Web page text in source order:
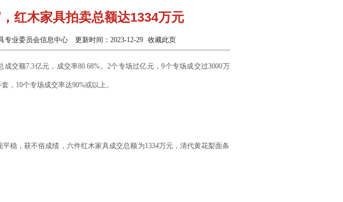
红木家具拍卖总额达1334万元
专业委员会信息中心 更新时间：2023-12-29 收藏此页
交额7.3亿元，成交率80.68%。2个专场过亿元，9个专场成交过3000万
，10个专场成交率达90%或以上。
平稳，获不俗成绩，六件红木家具成交总额为1334万元，清代黄花梨面条